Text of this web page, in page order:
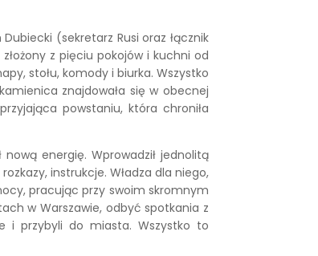
(sekretarz Rusi oraz łącznik
z pięciu pokojów i kuchni od
stołu, komody i biurka. Wszystko
znajdowała się w obecnej
powstaniu, która chroniła
energię. Wprowadził jednolitą
instrukcje. Władza dla niego,
pracując przy swoim skromnym
w Warszawie, odbyć spotkania z
i przybyli do miasta. Wszystko to